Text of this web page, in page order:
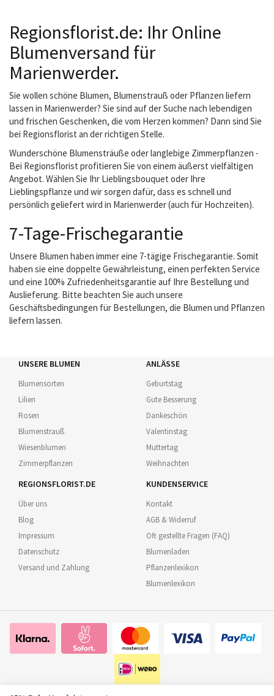
Regionsflorist.de: Ihr Online
Blumenversand für
Marienwerder.
Sie wollen schöne Blumen, Blumenstrauß oder Pflanzen liefern
lassen in Marienwerder? Sie sind auf der Suche nach lebendigen
und frischen Geschenken, die vom Herzen kommen? Dann sind Sie
bei Regionsflorist an der richtigen Stelle.
Wunderschöne Blumensträuße oder langlebige Zimmerpflanzen -
Bei Regionsflorist profitieren Sie von einem äußerst vielfältigen
Angebot. Wählen Sie Ihr Lieblingsbouquet oder Ihre
Lieblingspflanze und wir sorgen dafür, dass es schnell und
persönlich geliefert wird in Marienwerder (auch für Hochzeiten).
7-Tage-Frischegarantie
Unsere Blumen haben immer eine 7-tägige Frischegarantie. Somit
haben sie eine doppelte Gewährleistung, einen perfekten Service
und eine 100% Zufriedenheitsgarantie auf Ihre Bestellung und
Auslieferung. Bitte beachten Sie auch unsere
Geschäftsbedingungen für Bestellungen, die Blumen und Pflanzen
liefern lassen.
UNSERE BLUMEN
Blumensorten
Lilien
Rosen
Blumenstrauß
Wiesenblumen
Zimmerpflanzen
ANLÄSSE
Geburtstag
Gute Besserung
Dankeschön
Valentinstag
Muttertag
Weihnachten
REGIONSFLORIST.DE
Über uns
Blog
Impressum
Datenschutz
Versand und Zahlung
KUNDENSERVICE
Kontakt
AGB & Widerruf
Oft gestellte Fragen (FAQ)
Blumenladen
Pflanzenlexikon
Blumenlexikon